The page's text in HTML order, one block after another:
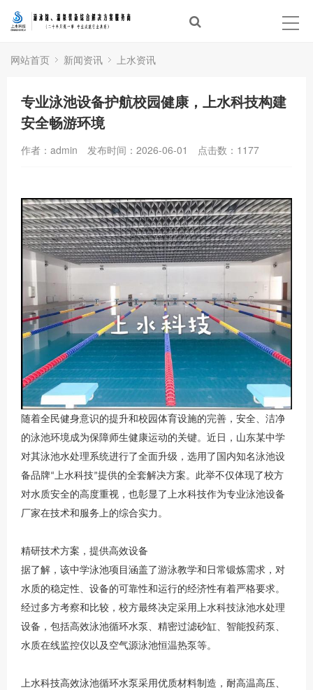
温泉建设
泳池设备
体验中心
新闻资讯
合作品牌
关于上水
网站首页 新闻资讯 上水资讯
专业泳池设备护航校园健康，上水科技构建
安全畅游环境
作者：admin 发布时间：2026-06-01 点击数： 1177
随着全民健身意识的提升和校园体育设施的完善，安全、洁净
的泳池环境成为保障师生健康运动的关键。 近日， 山东某中学
对其泳池水处理系统进行了全面升级，选用了国内知名泳池设
备品牌“ 上水科技”提供的全套解决方案。此举不仅体现了校方
对水质安全的高度重视，也彰显了 上水科技作为专业泳池设备
厂家在技术和服务上的综合实力。
精研技术方案，提供高效设备
据了解，该中学泳池项目涵盖了游泳教学和日常锻炼需求，对
水质的稳定性、设备的可靠性和运行的经济性有着严格要求。
经过多方考察和比较，校方最终决定采用 上水科技泳池水处理
设备，包括高效泳池循环水泵、精密过滤砂缸、智能投药泵、
水质在线监控仪以及空气源泳池恒温热泵等。
上水科技高效泳池循环水泵采用优质材料制造，耐高温高压、